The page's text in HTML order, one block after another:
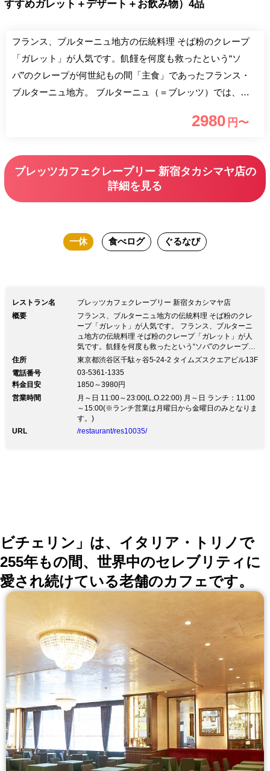
すすめガレット＋デザート＋お飲み物）4品
フランス、ブルターニュ地方の伝統料理 そば粉のクレープ
「ガレット」が人気です。飢饉を何度も救ったという“ソ
バ”のクレープが何世紀もの間「主食」であったフランス・
ブルターニュ地方。 ブルターニュ（＝ブレッツ）では、カ
ル”片手に“ガレット”を味わい、お喋りに興じます。 このブ
人々がくつろげるのは、 ソバというどこか懐かしい食べ物
の持ち味かもしれません。
2980 円〜
ブレッツカフェクレープリー 新宿タカシマヤ店の
詳細を見る
一休 食べログ ぐるなび
レストラン名
ブレッツカフェクレープリー 新宿タカシマヤ店
概要
フランス、ブルターニュ地方の伝統料理 そば粉のクレ
ープ「ガレット」が人気です。 フランス、ブルターニ
ュ地方の伝統料理 そば粉のクレープ「ガレット」が人
気です。飢饉を何度も救ったという“ソバ”のクレープが
何世紀もの間「主食」であったフランス・ブルターニュ
より多い「クレープリー」に人々は集い、 “シードル”片
手に“ガレット”を味わい、お喋りに興じます。 このブル
ターニュ流カフェ＝ブレッツカフェクレープリーに集う
人々がくつろげるのは、 ソバというどこか懐かしい食
べ物の持ち味かもしれません。
住所
東京都渋谷区千駄ヶ谷5-24-2 タイムズスクエアビル13F
電話番号
03-5361-1335
料金目安
1850～3980円
営業時間
月～日 11:00～23:00(L.O.22:00) 月～日 ランチ：11:00
～15:00(※ランチ営業は月曜日から金曜日のみとなりま
す。)
URL
/restaurant/res10035/
ビチェリン」は、イタリア・トリノで
255年もの間、世界中のセレブリティに
愛され続けている老舗のカフェです。